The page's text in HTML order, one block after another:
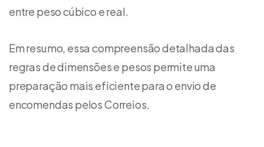
entre peso cúbico e real.
Em resumo, essa compreensão detalhada das
regras de dimensões e pesos permite uma
preparação mais eficiente para o envio de
encomendas pelos Correios.